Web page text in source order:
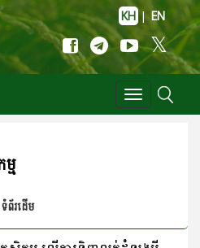
KH | EN
Toggle
navigation
ម
ទំព័រដើម